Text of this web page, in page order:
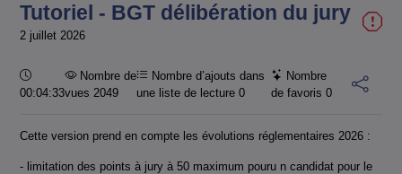
Tutoriel - BGT délibération du jury
2 juillet 2026
Durée :
00:04:33
Nombre de
vues 2049
Nombre d’ajouts dans
une liste de lecture0
Nombre
de favoris 0
Cette version prend en compte les évolutions réglementaires 2026 :
- limitation des points à jury à 50 maximum pouru n candidat pour le